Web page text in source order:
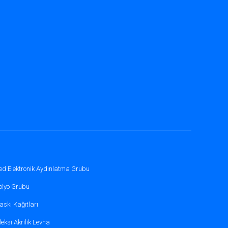
Elektronik Aydınlatma Grubu
Grubu
Kağıtları
Akrilik Levha